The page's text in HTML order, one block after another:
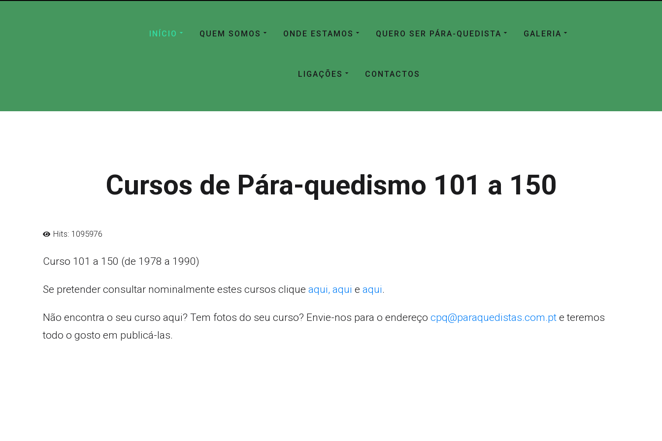
INÍCIO QUEM SOMOS ONDE ESTAMOS QUERO SER PÁRA-QUEDISTA GALERIA
LIGAÇÕES CONTACTOS
Cursos de Pára-quedismo 101 a 150
Hits: 1095976
Curso 101 a 150 (de 1978 a 1990)
Se pretender consultar nominalmente estes cursos clique aqui, aqui e aqui.
Não encontra o seu curso aqui? Tem fotos do seu curso? Envie-nos para o endereço cpq@paraquedistas.com.pt e teremos
todo o gosto em publicá-las.